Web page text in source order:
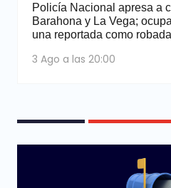
Policía Nacional apresa a
Barahona y La Vega;
una reportada como
3 Ago a las 20:00